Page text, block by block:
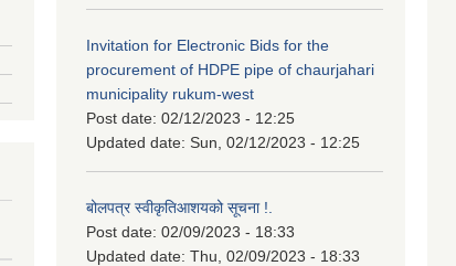
Invitation for Electronic Bids for the
procurement of HDPE pipe of chaurjahari
municipality rukum-west
Post date: 02/12/2023 - 12:25
Updated date: Sun, 02/12/2023 - 12:25
बोलपत्र स्वीकृतिआशयको सूचना !.
Post date: 02/09/2023 - 18:33
Updated date: Thu, 02/09/2023 - 18:33